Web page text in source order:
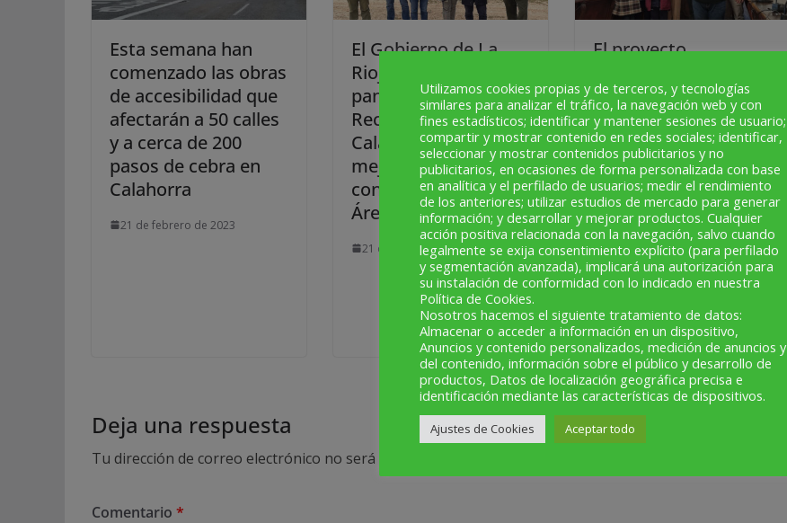
Esta semana han
comenzado las obras
de accesibilidad que
afectarán a 50 calles
y a cerca de 200
pasos de cebra en
Calahorra
21 de febrero de 2023
El Gobierno de La
Rioja adquiere el
pantano del
Recuenco en
Calahorra para
mejorar la gestión y
conservación de esta
Área Natural Singular
21 de febrero de 2023
El proyecto
y para todos”,
desarrollado por un
grupo de alumnos de
Teresianas mejorará
la comunicación y
accesibilidad de
personas con
dificultades
cognitivas
20 de febrero de 2023
Deja una respuesta
Tu dirección de correo electrónico no será publicada.
Comentario *
Utilizamos cookies propias y de terceros, y tecnologías
similares para analizar el tráfico, la navegación web y con
fines estadísticos; identificar y mantener sesiones de usuario;
compartir y mostrar contenido en redes sociales; identificar,
seleccionar y mostrar contenidos publicitarios y no
publicitarios, en ocasiones de forma personalizada con base
en analítica y el perfilado de usuarios; medir el rendimiento
de los anteriores; utilizar estudios de mercado para generar
información; y desarrollar y mejorar productos. Cualquier
acción positiva relacionada con la navegación, salvo cuando
legalmente se exija consentimiento explícito (para perfilado
y segmentación avanzada), implicará una autorización para
su instalación de conformidad con lo indicado en nuestra
Política de Cookies.
Nosotros hacemos el siguiente tratamiento de datos:
Almacenar o acceder a información en un dispositivo,
Anuncios y contenido personalizados, medición de anuncios y
del contenido, información sobre el público y desarrollo de
productos, Datos de localización geográfica precisa e
identificación mediante las características de dispositivos.
Ajustes de Cookies Aceptar todo